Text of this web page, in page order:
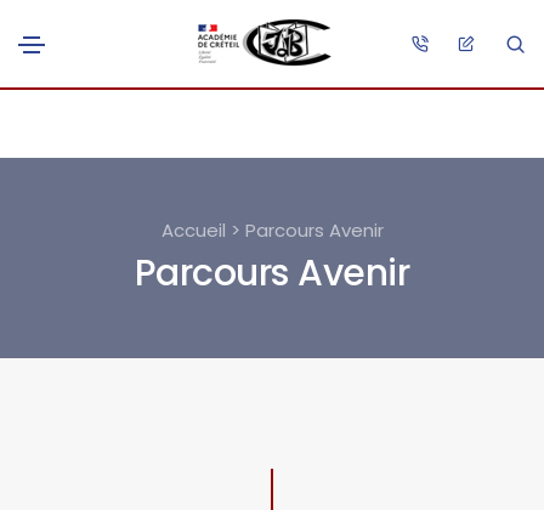
Accueil > Parcours Avenir
Parcours Avenir